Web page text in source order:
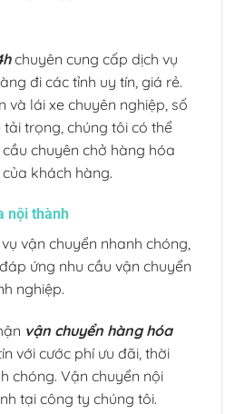
chuyên cung cấp dịch vụ
đi các tỉnh uy tín, giá rẻ.
và lái xe chuyên nghiệp, số
trọng, chúng tôi có thể
chuyên chở hàng hóa
khách hàng.
nội thành
vận chuyển nhanh chóng,
ứng nhu cầu vận chuyển
nghiệp.
vận chuyển hàng hóa
với cước phí ưu đãi, thời
chóng. Vận chuyển nội
tại công ty chúng tôi.